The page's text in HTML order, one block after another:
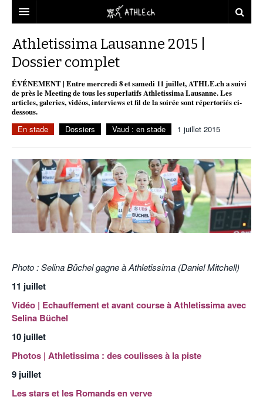
DOSSIERS
CHRONIQUES
TOUT
MICHEL HERREN
DOPAGE
GALERIES
STATISTIQUES
STATISTIQUES
MINIMA
PARTENAIRES
CNP
CLUBS PARTENAIRES
FÉDÉRATION
TOUS SUPPORTERS D’ATHLE.CH !
VIDEOS
CLUB D’ATHLÉTISME
TOUS SUPPORTERS D’ATHLE.CH !
CHARTE ÉDITORIALE
ATHLE.CH RÉGIONS
CNP LAUSANNE/AIGLE
ATHLE.CH RÉGIONS | GENÈVE
ATHLE.CH VINTAGE
TIMELINE
LIVRES
Athletissima Lausanne 2015 |
Dossier complet
ÉVÉNEMENT | Entre mercredi 8 et samedi 11 juillet, ATHLE.ch a suivi
de près le Meeting de tous les superlatifs Athletissima Lausanne. Les
articles, galeries, vidéos, interviews et fil de la soirée sont répertoriés ci-
dessous.
En stade Dossiers Vaud : en stade 1 juillet 2015
Photo : Selina Büchel gagne à Athletissima (Daniel Mitchell)
11 juillet
Vidéo | Echauffement et avant course à Athletissima avec
Selina Büchel
10 juillet
Photos | Athletissima : des coulisses à la piste
9 juillet
Les stars et les Romands en verve